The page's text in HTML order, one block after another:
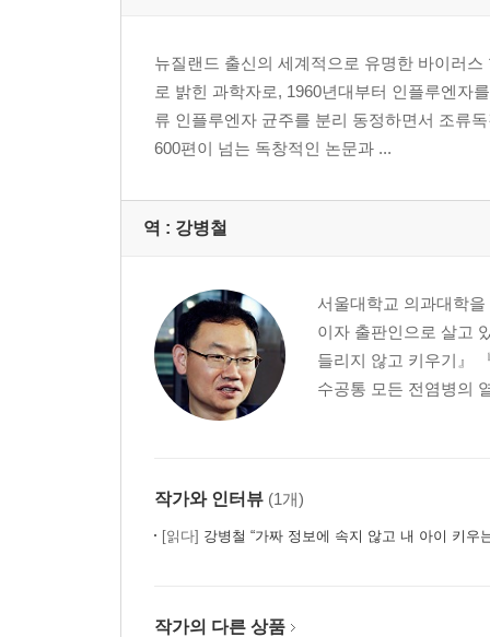
뉴질랜드 출신의 세계적으로 유명한 바이러
로 밝힌 과학자로, 1960년대부터 인플루엔자
류 인플루엔자 균주를 분리 동정하면서 조류
600편이 넘는 독창적인 논문과 ...
역 : 강병철
서울대학교 의과대학
이자 출판인으로 살고
들리지 않고 키우기』
수공통 모든 전염병의
작가와 인터뷰 (1개)
[읽다] 강병철 “가짜 정보에 속지 않고 내 아이 키우
작가의 다른 상품